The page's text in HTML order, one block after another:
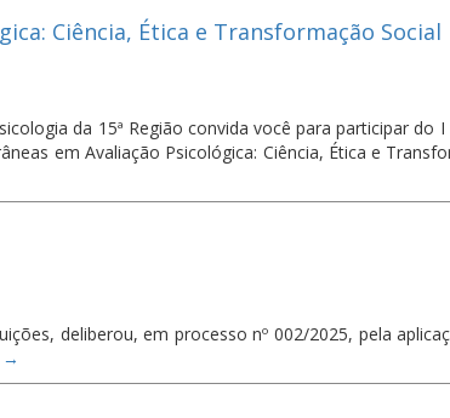
Ciência, Ética e Transformação Social
da 15ª Região convida você para participar do I
em Avaliação Psicológica: Ciência, Ética e
deliberou, em processo nº 002/2025, pela
→